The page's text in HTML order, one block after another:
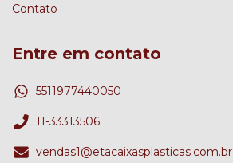
Contato
Entre em contato
5511977440050
11-33313506
vendas1@etacaixasplasticas.com.br